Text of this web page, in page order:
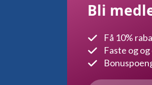
Bli
Få 10%
Faste og